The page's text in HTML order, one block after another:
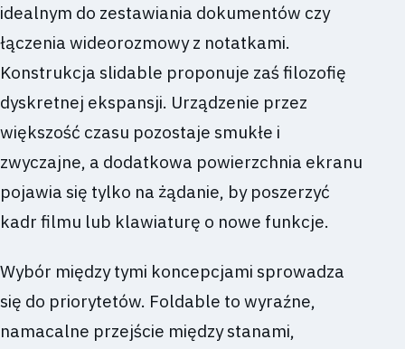
idealnym do zestawiania dokumentów czy
łączenia wideorozmowy z notatkami.
Konstrukcja slidable proponuje zaś filozofię
dyskretnej ekspansji. Urządzenie przez
większość czasu pozostaje smukłe i
zwyczajne, a dodatkowa powierzchnia ekranu
pojawia się tylko na żądanie, by poszerzyć
kadr filmu lub klawiaturę o nowe funkcje.
Wybór między tymi koncepcjami sprowadza
się do priorytetów. Foldable to wyraźne,
namacalne przejście między stanami,